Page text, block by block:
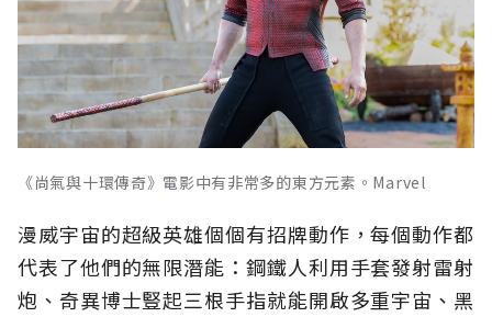
《尚氣與十環傳奇》電影中有非常多的東方元素。Marvel
漫威宇宙的超級英雄個個有招牌動作，每個動作都
代表了他們的無限潛能：鋼鐵人利用手套發射雷射
炮、奇異博士豎起三根手指就能開啟多重宇宙、黑